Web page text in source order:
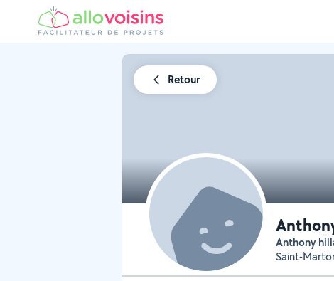
Retour
Anthony
Saint-